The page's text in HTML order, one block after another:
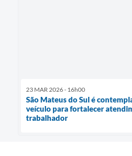
23 MAR 2026 - 16h00
São Mateus do Sul é
veículo para fortalecer
trabalhador